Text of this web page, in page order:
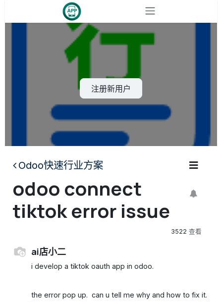
注册新用户
Odoo快速行业方案
odoo connect
tiktok error issue
3522 查看
ai店小二
i develop a tiktok oauth app in odoo.
the error pop up. can u tell me why and how to fix it.